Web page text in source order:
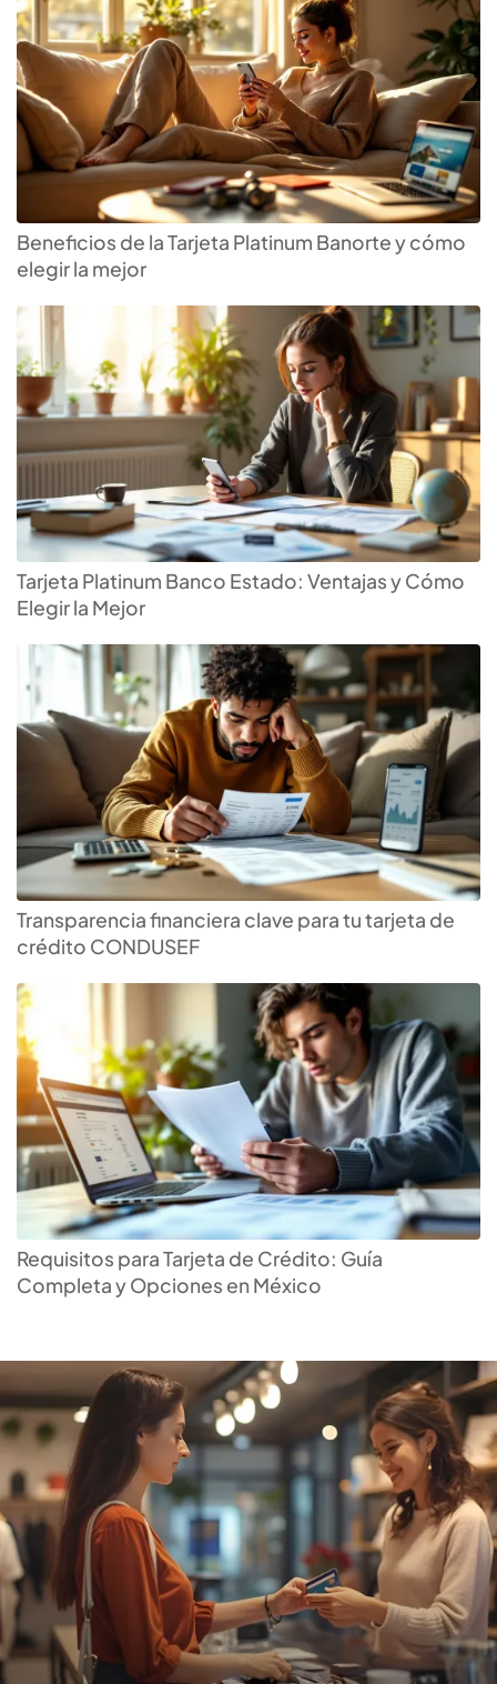
Beneficios de la Tarjeta Platinum Banorte y cómo
elegir la mejor
Tarjeta Platinum Banco Estado: Ventajas y Cómo
Elegir la Mejor
Transparencia financiera clave para tu tarjeta de
crédito CONDUSEF
Requisitos para Tarjeta de Crédito: Guía
Completa y Opciones en México
Encuentra tutarjeta de
créditoideal